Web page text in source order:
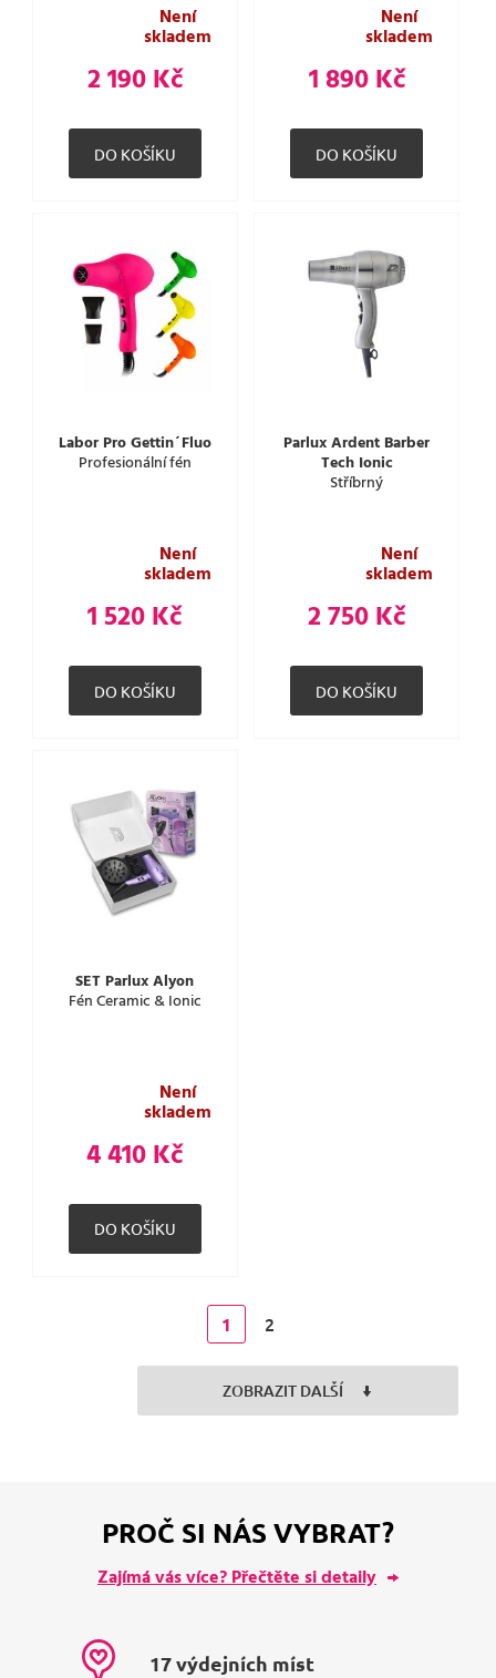
Není
skladem
2 190 Kč
Není
skladem
1 890 Kč
Labor Pro Gettin´Fluo
Profesionální fén
Není
skladem
1 520 Kč
Parlux Ardent Barber
Tech Ionic
Stříbrný
Není
skladem
2 750 Kč
SET Parlux Alyon
Fén Ceramic & Ionic
Není
skladem
4 410 Kč
1 2
ZOBRAZIT DALŠÍ
PROČ SI NÁS VYBRAT?
Zajímá vás více? Přečtěte si detaily
17 výdejních míst